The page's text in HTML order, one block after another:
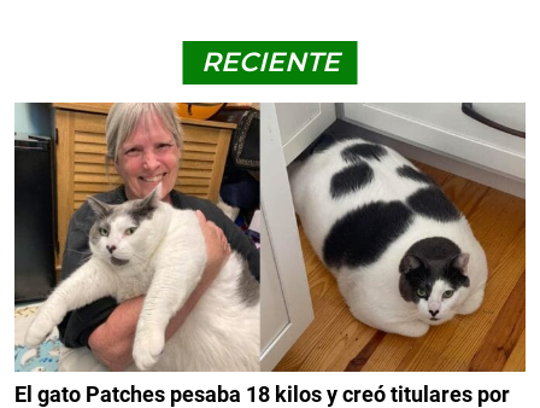
RECIENTE
El gato Patches pesaba 18 kilos y creó titulares por